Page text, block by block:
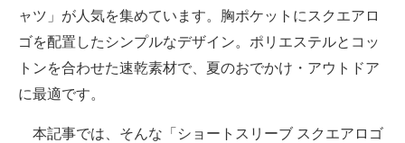
ITの今と未来を見通す
スマホと通信の最新トレンド
進化するPCとデバイスの未来
好きが集まる 比べて選べる
ャツ」が人気を集めています。胸ポケットにスクエアロ
ゴを配置したシンプルなデザイン。ポリエステルとコッ
トンを合わせた速乾素材で、夏のおでかけ・アウトドア
に最適です。
本記事では、そんな「ショートスリーブ スクエアロゴ